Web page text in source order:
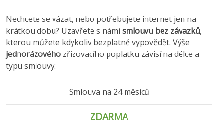
Nechcete se vázat, nebo potřebujete internet jen na
krátkou dobu? Uzavřete s námi smlouvu bez závazků,
kterou můžete kdykoliv bezplatně vypovědět. Výše
jednorázového zřizovacího poplatku závisí na délce a
typu smlouvy:
Smlouva na 24 měsíců
ZDARMA